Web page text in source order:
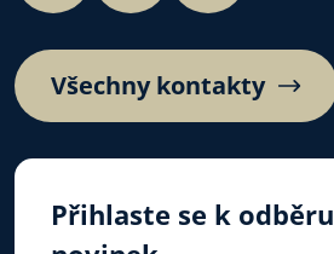
Všechny kontakty
Přihlaste se k odběru